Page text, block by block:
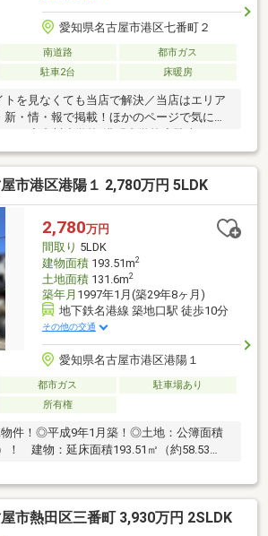
愛知県名古屋市港区七番町２
南道路
都市ガス
駐車2台 床暖房
トを見なくても当店で解決／当店はエリア
・情・報で掲載！ほかのページで気にな
ト付きで雨の日も安心◆室内丁寧に使用
リックすると、詳細をご覧いただけま
＝＝＝＝＝＝＝＝＝＝＝＝＝＝＝＝《ぜ
てください》やはり「立地」は重要で
」をリアルに体感してみてください。＝＝
＝＝＝＝＝＝＝＝＝＝＝＝＝
市港区港陽１ 2,780万円 5LDK
2,780万円
間取り 5LDK
建物面積193.51m2
土地面積131.6m2
築年月 1997年1月(築29年8ヶ月)
地下鉄名港線 築地口駅 徒歩10分
その他の交通
愛知県名古屋市港区港陽１
都市ガス
駐車場あり
所有権
件！◎平成9年1月築！◎土地：公簿面積
！ 建物：延床面積193.51㎡（約58.53
市熱田区三番町 3,930万円 2SLDK